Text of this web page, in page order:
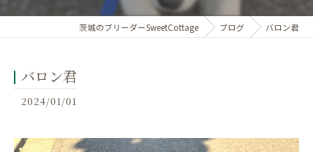
茨城のブリーダーSweetCottage ブログ バロン君
バロン君
2024/01/01